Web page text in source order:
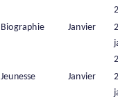
Biographie Janvier
Jeunesse Janvier